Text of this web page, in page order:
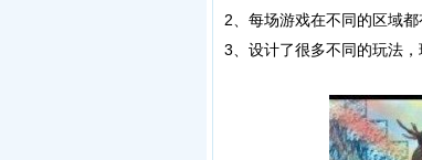
2、每场游戏在不同的区域
3、设计了很多不同的玩法